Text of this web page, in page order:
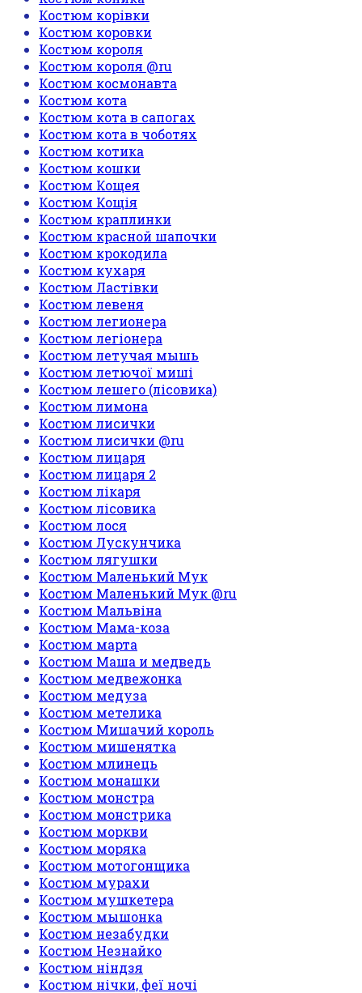
Костюм корівки
Костюм коровки
Костюм короля
Костюм короля @ru
Костюм космонавта
Костюм кота
Костюм кота в сапогах
Костюм кота в чоботях
Костюм котика
Костюм кошки
Костюм Кощея
Костюм Кощія
Костюм краплинки
Костюм красной шапочки
Костюм крокодила
Костюм кухаря
Костюм Ластівки
Костюм левеня
Костюм легионера
Костюм легіонера
Костюм летучая мышь
Костюм летючої миші
Костюм лешего (лісовика)
Костюм лимона
Костюм лисички
Костюм лисички @ru
Костюм лицаря
Костюм лицаря 2
Костюм лікаря
Костюм лісовика
Костюм лося
Костюм Лускунчика
Костюм лягушки
Костюм Маленький Мук
Костюм Маленький Мук @ru
Костюм Мальвіна
Костюм Мама-коза
Костюм марта
Костюм Маша и медведь
Костюм медвежонка
Костюм медуза
Костюм метелика
Костюм Мишачий король
Костюм мишенятка
Костюм млинець
Костюм монашки
Костюм монстра
Костюм монстрика
Костюм моркви
Костюм моряка
Костюм мотогонщика
Костюм мурахи
Костюм мушкетера
Костюм мышонка
Костюм незабудки
Костюм Незнайко
Костюм ніндзя
Костюм нічки, феї ночі